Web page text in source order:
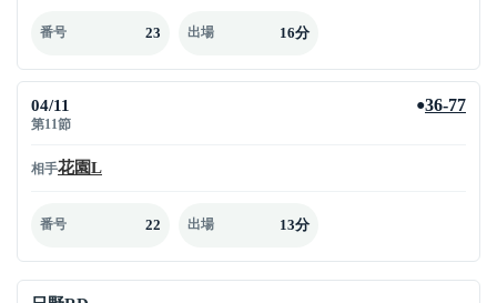
番号 23 出場 16分
04/11
第11節
●36-77
相手花園L
番号 22 出場 13分